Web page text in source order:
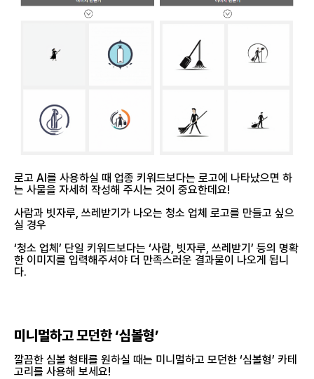
로고 AI를 사용하실 때 업종 키워드보다는 로고에 나타났으면 하
는 사물을 자세히 작성해 주시는 것이 중요한데요!
사람과 빗자루, 쓰레받기가 나오는 청소 업체 로고를 만들고 싶으
실 경우
‘청소 업체’ 단일 키워드보다는 ‘사람, 빗자루, 쓰레받기’ 등의 명확
한 이미지를 입력해주셔야 더 만족스러운 결과물이 나오게 됩니
다.
미니멀하고 모던한 ‘심볼형’
깔끔한 심볼 형태를 원하실 때는 미니멀하고 모던한 ‘심볼형’ 카테
고리를 사용해 보세요!